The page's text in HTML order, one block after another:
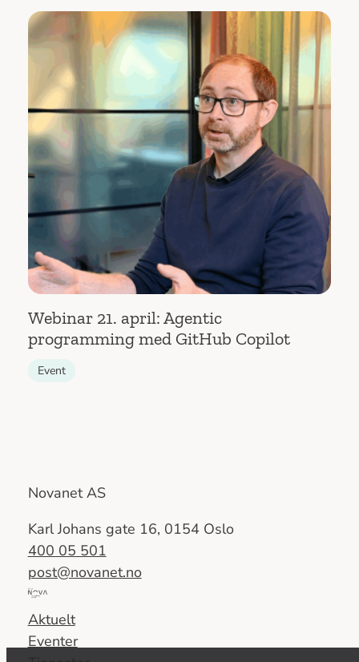
Webinar 21. april: Agentic
programming med GitHub Copilot
Event
Novanet AS
Karl Johans gate 16, 0154 Oslo
400 05 501
post@novanet.no
Del
av
Nova
Aktuelt
Eventer